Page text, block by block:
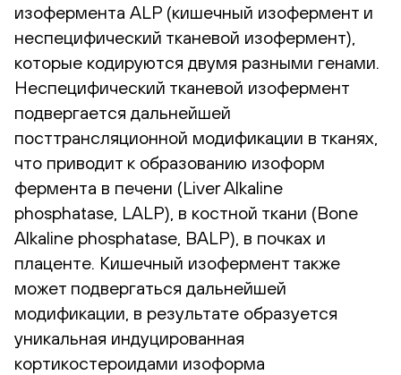
изофермента ALP (кишечный изофермент и
неспецифический тканевой изофермент),
которые кодируются двумя разными генами.
Неспецифический тканевой изофермент
подвергается дальнейшей
посттрансляционной модификации в тканях,
что приводит к образованию изоформ
фермента в печени (Liver Alkaline
phosphatase, LALP), в костной ткани (Bone
Alkaline phosphatase, BALP), в почках и
плаценте. Кишечный изофермент также
может подвергаться дальнейшей
модификации, в результате образуется
уникальная индуцированная
кортикостероидами изоформа